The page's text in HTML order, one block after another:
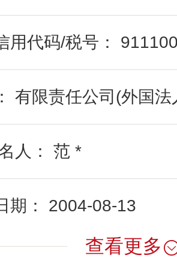
用代码/税号：
有限责任公司(外国法
人： 范 *
期： 2004-08-13
查看更多